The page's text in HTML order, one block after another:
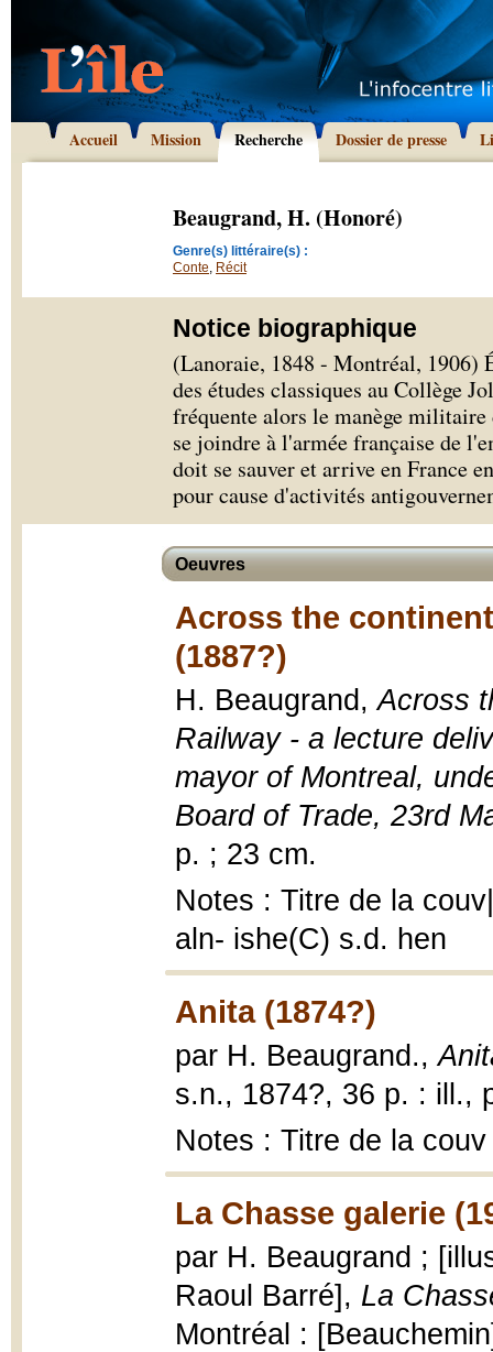
Accueil Mission Recherche Dossier de presse
Beaugrand, H. (Honoré)
Genre(s) littéraire(s) :
Conte, Récit
Notice biographique
(Lanoraie, 1848 - Montréal, 1906)
des études classiques au Collège
fréquente alors le manège
se joindre à l'armée française de
doit se sauver et arrive en France
pour cause d'activités
Oeuvres
Across the
(1887?)
H. Beaugrand,Across
Railway - a lecture
mayor of Montreal,
Board of Trade, 23rd
p. ; 23 cm.
Notes : Titre de la
aln- ishe(C) s.d. hen
Anita (1874?)
par H. Beaugrand.,
s.n., 1874?, 36 p. : ill.,
Notes : Titre de la couv
La Chasse galerie
par H. Beaugrand ;
Raoul Barré], La
Montréal :